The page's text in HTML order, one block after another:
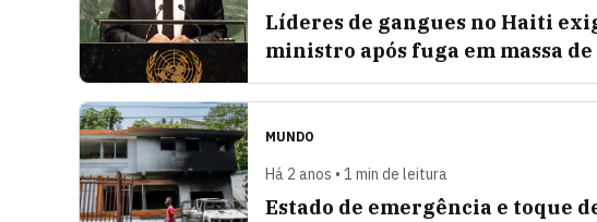
Líderes de gangues no Haiti
ministro após fuga em massa
MUNDO
Há 2 anos • 1 min de leitura
Estado de emergência e toque